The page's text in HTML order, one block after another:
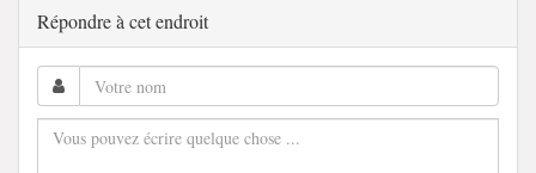
Répondre à cet endroit